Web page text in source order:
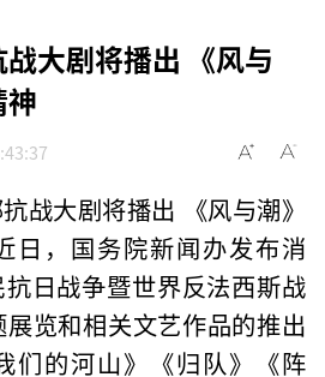
大剧将播出 《风与
战大剧将播出 《风与潮》
日，国务院新闻办发布消
日战争暨世界反法西斯战
览和相关文艺作品的推出
们的河山》《归队》《阵